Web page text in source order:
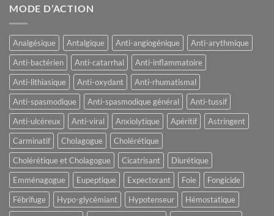
MODE D’ACTION
Analgésique Antalgique Anti-angiogénique
Anti-arythmique
Anti-bactérien
Anti-catarrhal
Anti-inflammatoire
Anti-lithiasique
Anti-oxydant
Anti-rhumatismal
Anti-spasmodique
Anti-spasmodique général
Anti-tussif
Anti-ulcéreux
Anti-viral Anxiolytique Apéritif
Astringent
Carminatif
Cholagogue
Cholérétique
Cholérétique et Cholagogue
Cicatrisant
Diurétique
Emménagogue
Eupeptique Expectorant Foie
Fongicide
Fébrifuge
Hypo-glycémiant Hypotenseur
Hémostatique